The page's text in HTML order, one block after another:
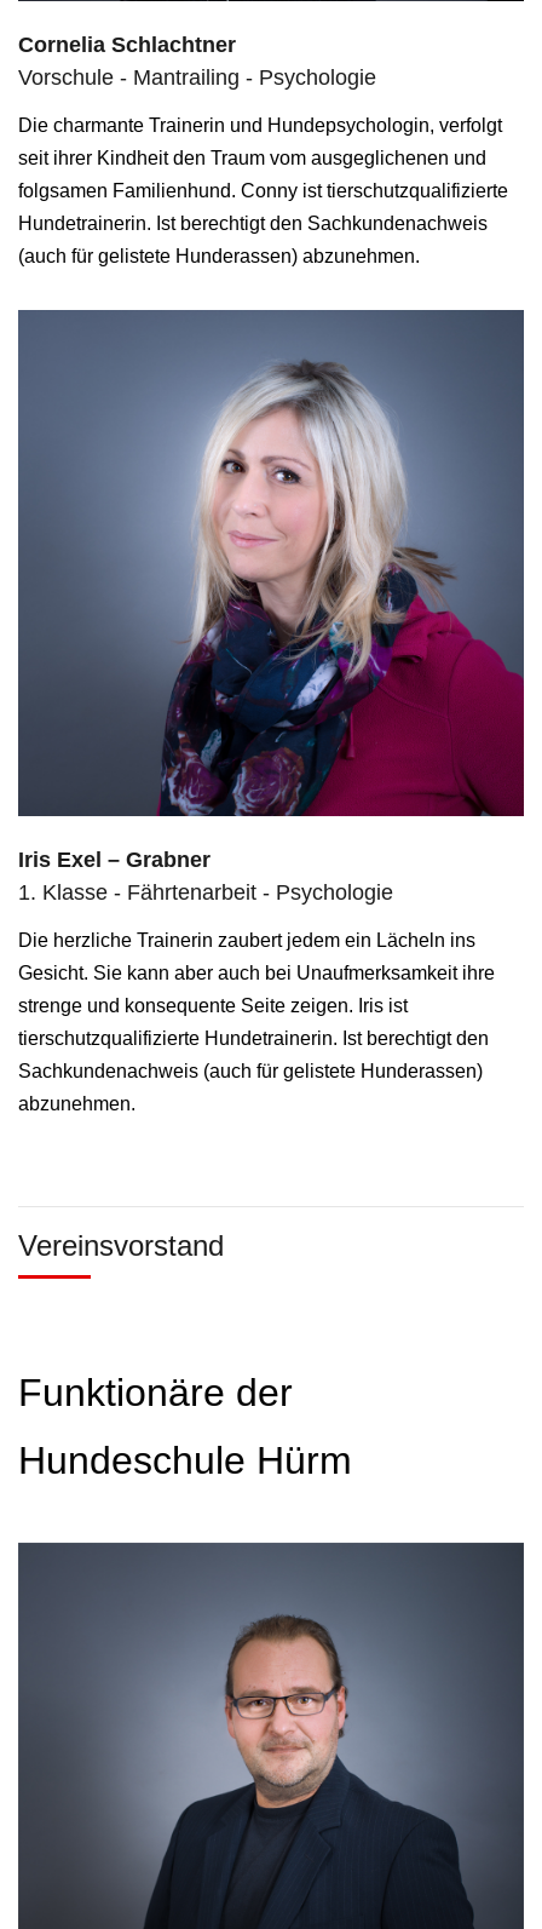
Cornelia Schlachtner
Vorschule - Mantrailing - Psychologie
Die charmante Trainerin und Hundepsychologin, verfolgt
seit ihrer Kindheit den Traum vom ausgeglichenen und
folgsamen Familienhund. Conny ist tierschutzqualifizierte
Hundetrainerin. Ist berechtigt den Sachkundenachweis
(auch für gelistete Hunderassen) abzunehmen.
Iris Exel – Grabner
1. Klasse - Fährtenarbeit - Psychologie
Die herzliche Trainerin zaubert jedem ein Lächeln ins
Gesicht. Sie kann aber auch bei Unaufmerksamkeit ihre
strenge und konsequente Seite zeigen. Iris ist
tierschutzqualifizierte Hundetrainerin. Ist berechtigt den
Sachkundenachweis (auch für gelistete Hunderassen)
abzunehmen.
Vereinsvorstand
Funktionäre der
Hundeschule Hürm